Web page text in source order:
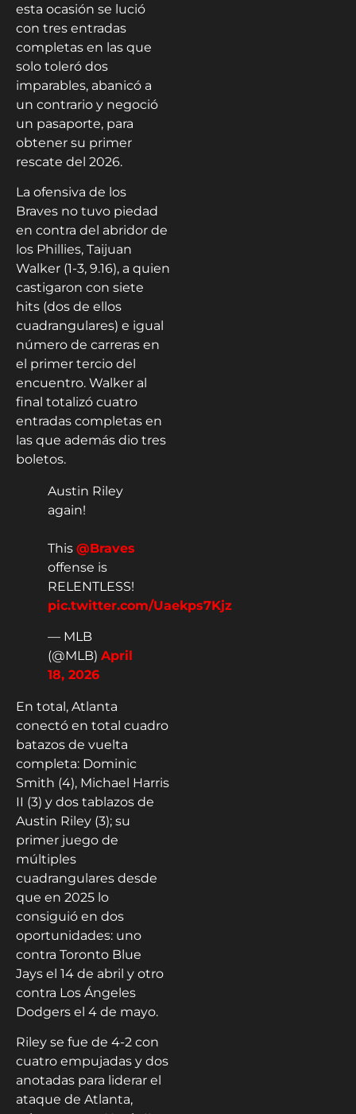
esta ocasión se lució
con tres entradas
completas en las que
solo toleró dos
imparables, abanicó a
un contrario y negoció
un pasaporte, para
obtener su primer
rescate del 2026.
La ofensiva de los
Braves no tuvo piedad
en contra del abridor de
los Phillies, Taijuan
Walker (1-3, 9.16), a quien
castigaron con siete
hits (dos de ellos
cuadrangulares) e igual
número de carreras en
el primer tercio del
encuentro. Walker al
final totalizó cuatro
entradas completas en
las que además dio tres
boletos.
Austin Riley
again!
This @Braves
offense is
RELENTLESS!
pic.twitter.com/Uaekps7Kjz
— MLB
(@MLB) April
18, 2026
En total, Atlanta
conectó en total cuadro
batazos de vuelta
completa: Dominic
Smith (4), Michael Harris
II (3) y dos tablazos de
Austin Riley (3); su
primer juego de
múltiples
cuadrangulares desde
que en 2025 lo
consiguió en dos
oportunidades: uno
contra Toronto Blue
Jays el 14 de abril y otro
contra Los Ángeles
Dodgers el 4 de mayo.
Riley se fue de 4-2 con
cuatro empujadas y dos
anotadas para liderar el
ataque de Atlanta,